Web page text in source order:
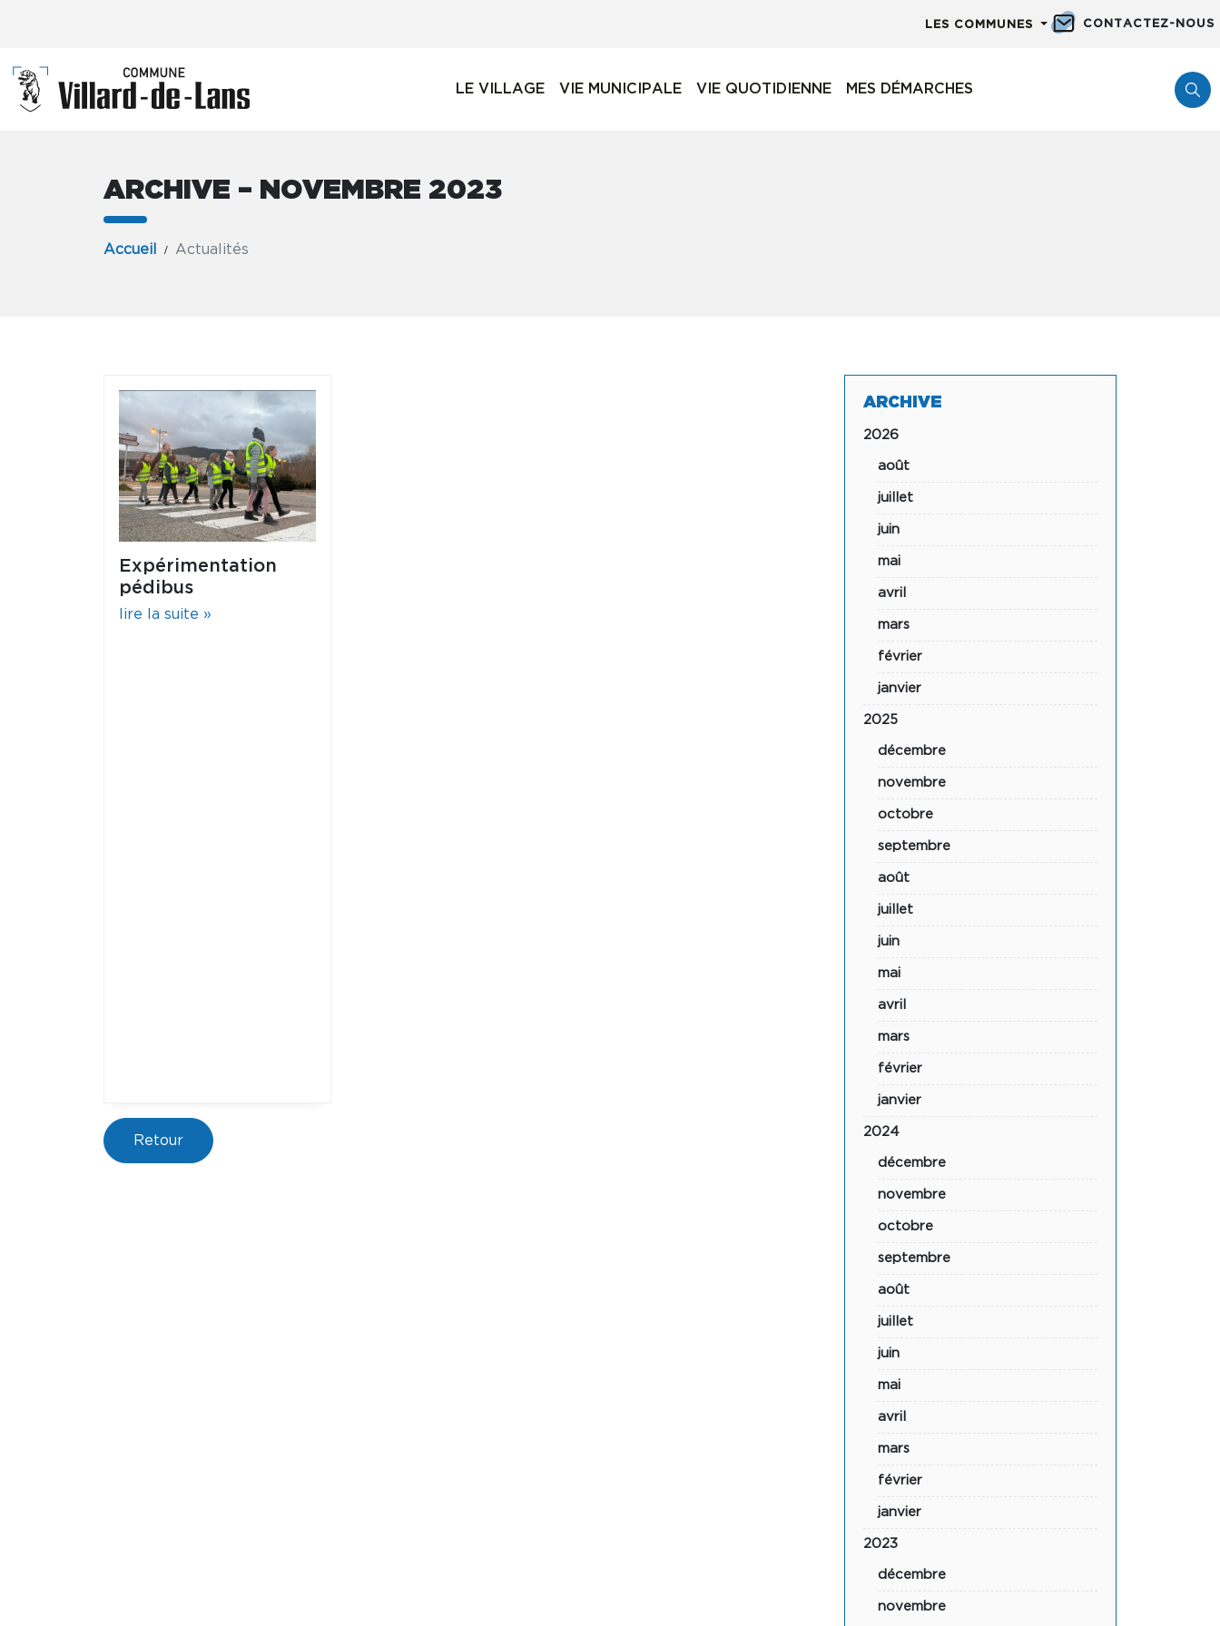
LES COMMUNES CONTACTEZ-NOUS
LE VILLAGE VIE MUNICIPALE VIE QUOTIDIENNE MES DÉMARCHES
ARCHIVE – NOVEMBRE 2023
Accueil Actualités
Expérimentation
pédibus
lire la suite »
Retour
ARCHIVE
2026
août
juillet
juin
mai
avril
mars
février
janvier
2025
décembre
novembre
octobre
septembre
août
juillet
juin
mai
avril
mars
février
janvier
2024
décembre
novembre
octobre
septembre
août
juillet
juin
mai
avril
mars
février
janvier
2023
décembre
novembre